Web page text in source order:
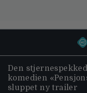
Den
komedien
sluppet ny trailer